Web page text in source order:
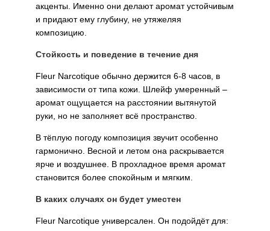
акценты. Именно они делают аромат устойчивым
и придают ему глубину, не утяжеляя
композицию.
Стойкость и поведение в течение дня
Fleur Narcotique обычно держится 6-8 часов, в
зависимости от типа кожи. Шлейф умеренный –
аромат ощущается на расстоянии вытянутой
руки, но не заполняет всё пространство.
В тёплую погоду композиция звучит особенно
гармонично. Весной и летом она раскрывается
ярче и воздушнее. В прохладное время аромат
становится более спокойным и мягким.
В каких случаях он будет уместен
Fleur Narcotique универсален. Он подойдёт для: